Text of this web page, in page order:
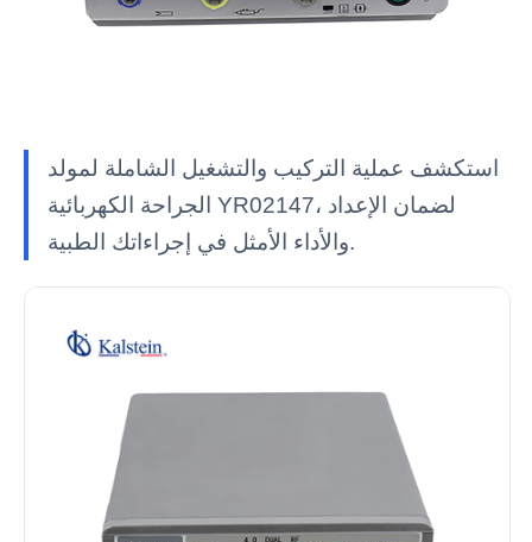
استكشف عملية التركيب والتشغيل الشاملة لمولد
الجراحة الكهربائية YR02147، لضمان الإعداد
والأداء الأمثل في إجراءاتك الطبية.